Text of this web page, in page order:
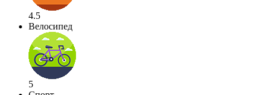
4.5
Велосипед
5